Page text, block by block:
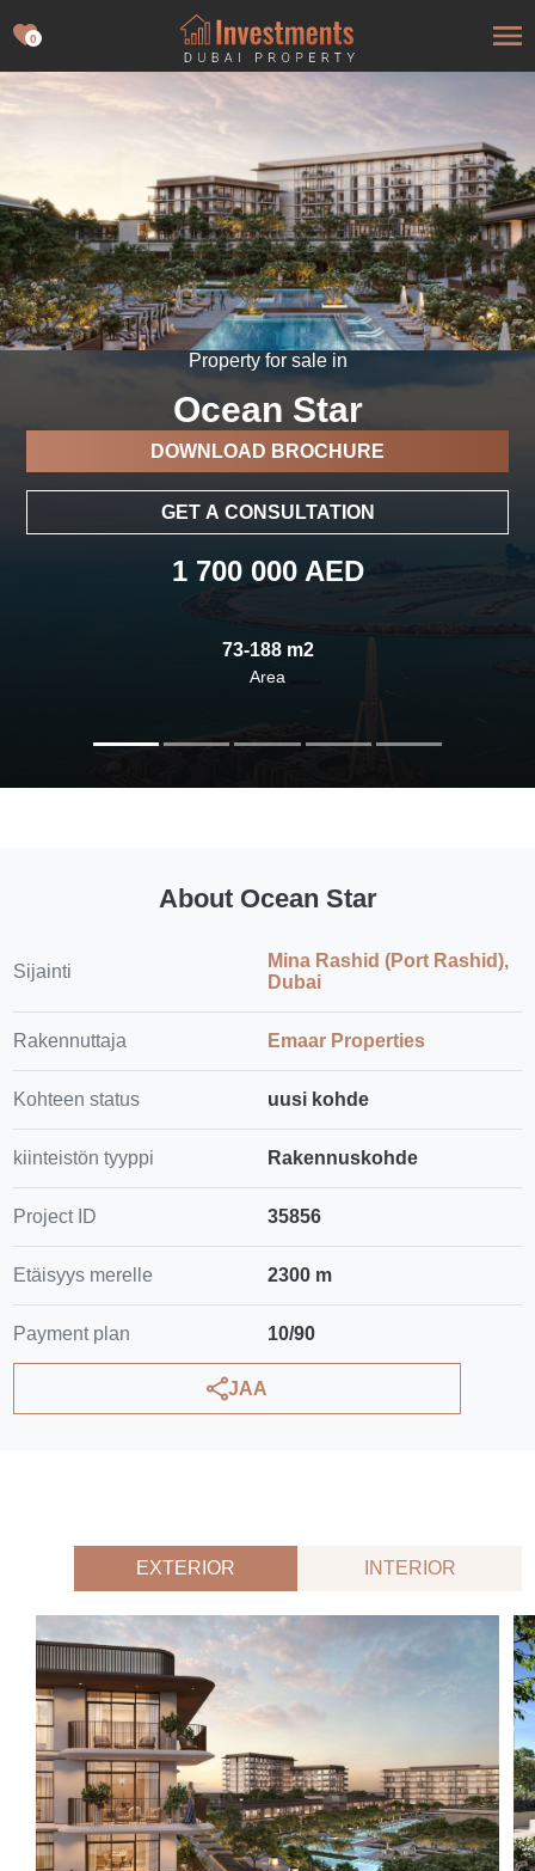
0
Property for sale in
Ocean Star
DOWNLOAD BROCHURE
GET A CONSULTATION
1 700 000 AED
73-188 m2
Area
About Ocean Star
Sijainti
Mina Rashid (Port Rashid),
Dubai
Rakennuttaja Emaar Properties
Kohteen status uusi kohde
kiinteistön tyyppi Rakennuskohde
Project ID 35856
Etäisyys merelle 2300 m
Payment plan 10/90
JAA
EXTERIOR INTERIOR